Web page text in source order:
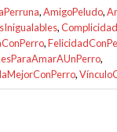
,AmigoPeludo,
,
,
,
,